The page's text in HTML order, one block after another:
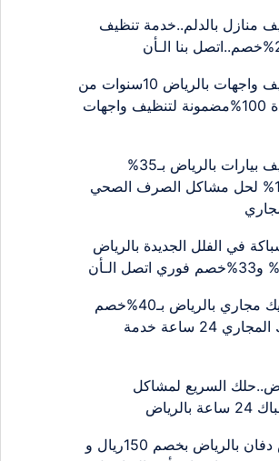
منازل بالدلم..خدمة تنظيف
شركة تنظيف واجهات بالرياض 10سنوات من
الخبرة جودة 100%مضمونة لتنظيف واجهات
شركة تنظيف بيارات بالرياض بـ35%
وضمان100% لحل مشاكل الصرف الصحي
في الفلل الجديدة بالرياض
شركة تسليك مجاري بالرياض بـ40%خصم
على تسليك المجاري 24 ساعة خدمة
السريع لمشاكل
شركة رش دفان بالرياض بخصم 150ريال و